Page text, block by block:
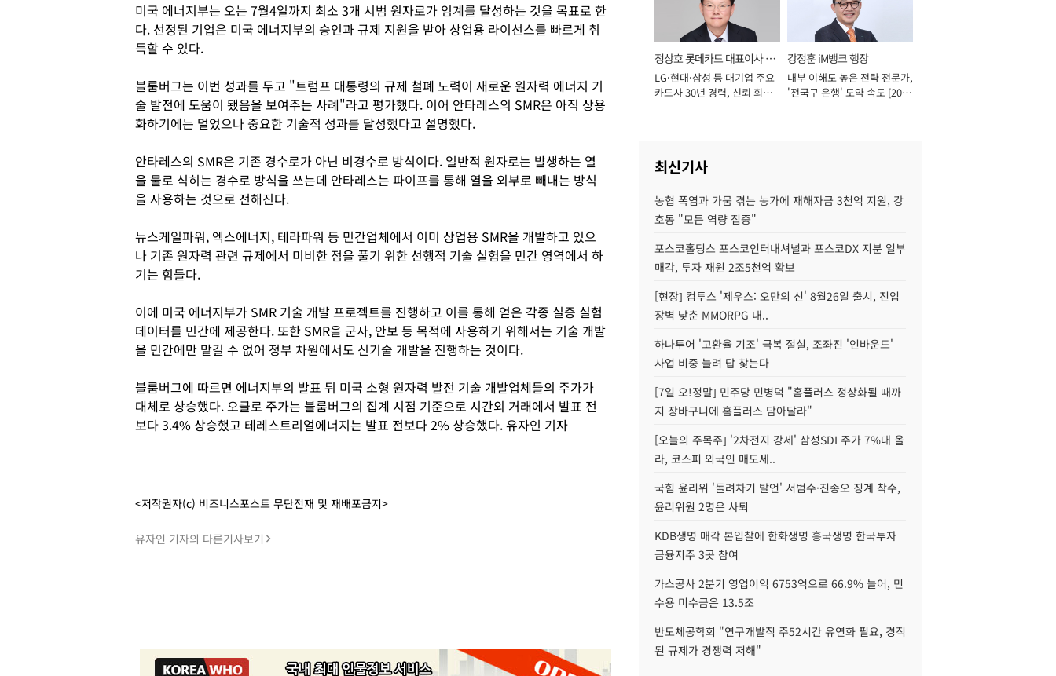
미국 에너지부는 오는 7월4일까지 최소 3개 시범 원자로가 임계를 달성하는 것을 목표로 한
다. 선정된 기업은 미국 에너지부의 승인과 규제 지원을 받아 상업용 라이선스를 빠르게 취
득할 수 있다.
블룸버그는 이번 성과를 두고 "트럼프 대통령의 규제 철폐 노력이 새로운 원자력 에너지 기
술 발전에 도움이 됐음을 보여주는 사례"라고 평가했다. 이어 안타레스의 SMR은 아직 상용
화하기에는 멀었으나 중요한 기술적 성과를 달성했다고 설명했다.
안타레스의 SMR은 기존 경수로가 아닌 비경수로 방식이다. 일반적 원자로는 발생하는 열
을 물로 식히는 경수로 방식을 쓰는데 안타레스는 파이프를 통해 열을 외부로 빼내는 방식
을 사용하는 것으로 전해진다.
뉴스케일파워, 엑스에너지, 테라파워 등 민간업체에서 이미 상업용 SMR을 개발하고 있으
나 기존 원자력 관련 규제에서 미비한 점을 풀기 위한 선행적 기술 실험을 민간 영역에서 하
기는 힘들다.
이에 미국 에너지부가 SMR 기술 개발 프로젝트를 진행하고 이를 통해 얻은 각종 실증 실험
데이터를 민간에 제공한다. 또한 SMR을 군사, 안보 등 목적에 사용하기 위해서는 기술 개발
을 민간에만 맡길 수 없어 정부 차원에서도 신기술 개발을 진행하는 것이다.
블룸버그에 따르면 에너지부의 발표 뒤 미국 소형 원자력 발전 기술 개발업체들의 주가가
대체로 상승했다. 오클로 주가는 블룸버그의 집계 시점 기준으로 시간외 거래에서 발표 전
보다 3.4% 상승했고 테레스트리얼에너지는 발표 전보다 2% 상승했다. 유자인 기자
<저작권자(c) 비즈니스포스트 무단전재 및 재배포금지>
유자인 기자의 다른기사보기
정상호 롯데카드 대표이사 사
장
LG·현대·삼성 등 대기업 주요
카드사 30년 경력, 신뢰 회복
강정훈 iM뱅크 행장
내부 이해도 높은 전략 전문가,
'전국구 은행' 도약 속도 [2026
최신기사
농협 폭염과 가뭄 겪는 농가에 재해자금 3천억 지원, 강
호동 "모든 역량 집중"
포스코홀딩스 포스코인터내셔널과 포스코DX 지분 일부
매각, 투자 재원 2조5천억 확보
[현장] 컴투스 '제우스: 오만의 신' 8월26일 출시, 진입
장벽 낮춘 MMORPG 내..
하나투어 '고환율 기조' 극복 절실, 조좌진 '인바운드'
사업 비중 늘려 답 찾는다
[7일 오!정말] 민주당 민병덕 "홈플러스 정상화될 때까
지 장바구니에 홈플러스 담아달라"
[오늘의 주목주] '2차전지 강세' 삼성SDI 주가 7%대 올
라, 코스피 외국인 매도세..
국힘 윤리위 '돌려차기 발언' 서범수·진종오 징계 착수,
윤리위원 2명은 사퇴
KDB생명 매각 본입찰에 한화생명 흥국생명 한국투자
금융지주 3곳 참여
가스공사 2분기 영업이익 6753억으로 66.9% 늘어, 민
수용 미수금은 13.5조
반도체공학회 "연구개발직 주52시간 유연화 필요, 경직
된 규제가 경쟁력 저해"